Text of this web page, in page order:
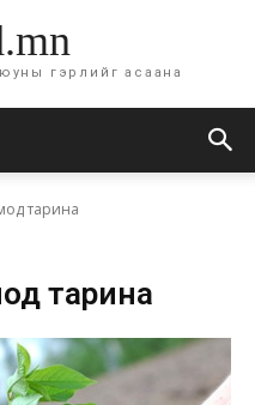
гэрлийг асаана
тарина
тарина